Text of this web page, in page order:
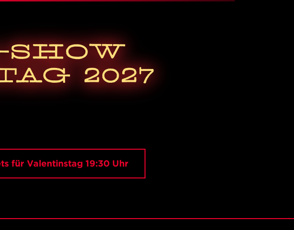
2027
für Valentinstag 19:30 Uhr